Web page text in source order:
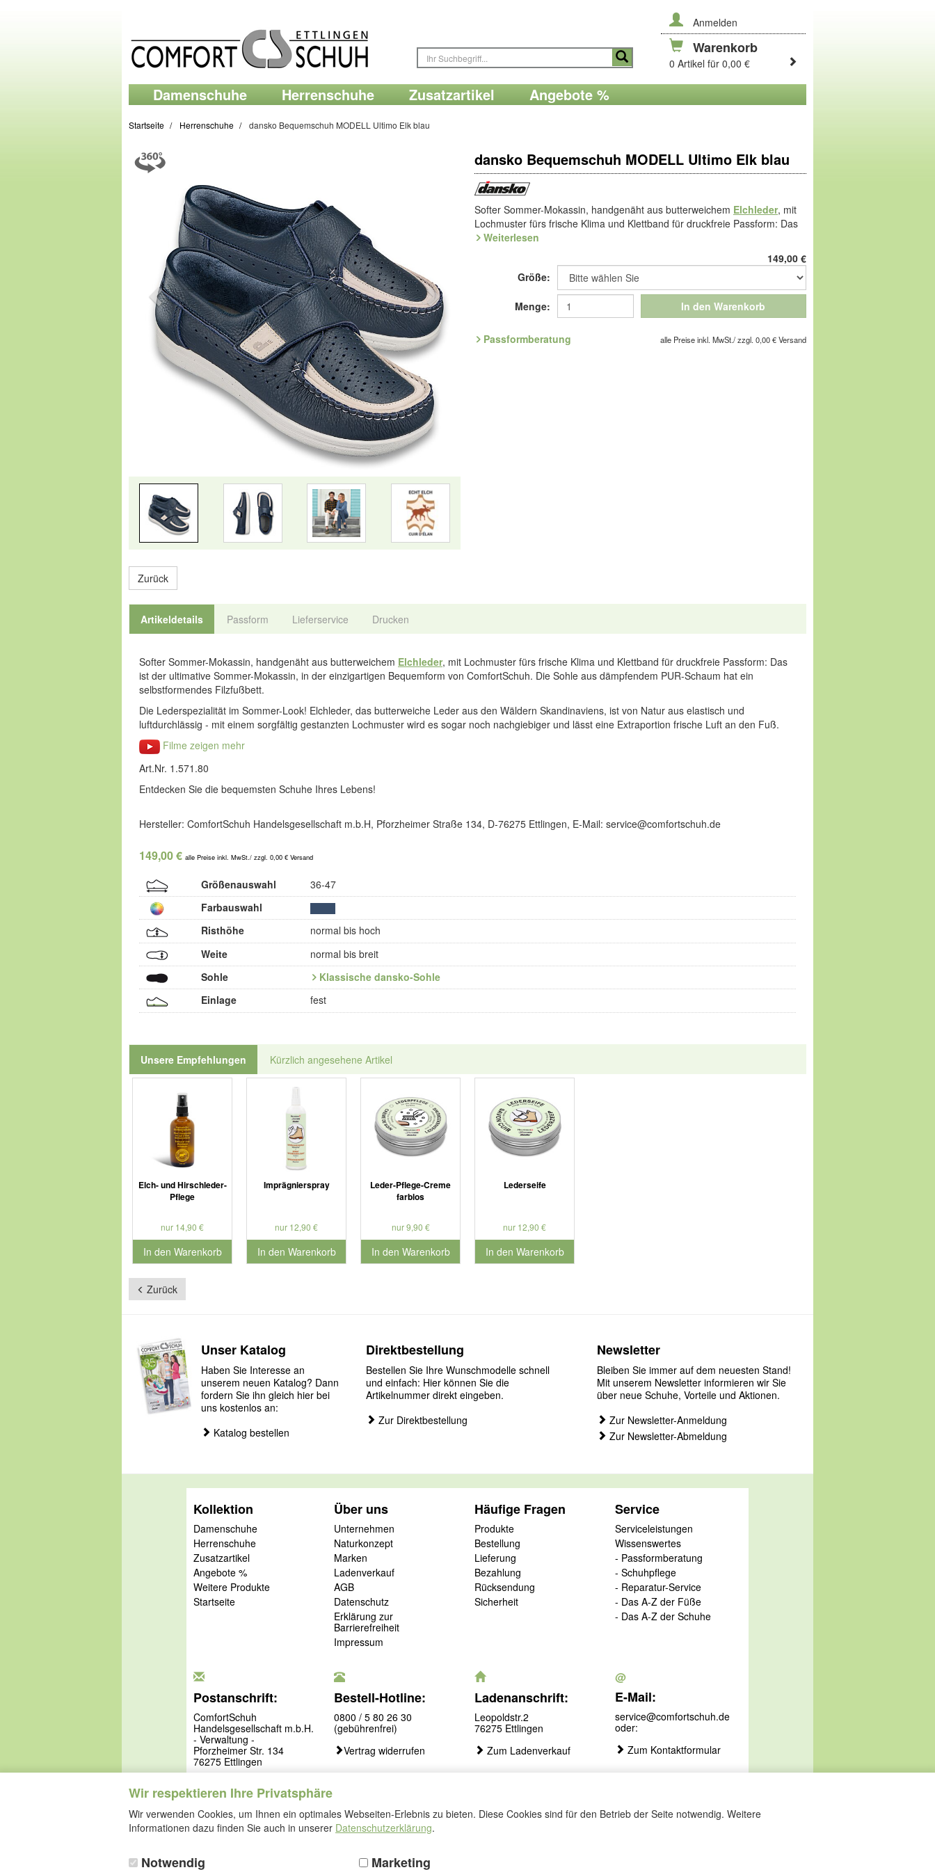
Anmelden
Warenkorb
0 Artikel für 0,00 €
Damenschuhe Herrenschuhe Zusatzartikel Angebote %
Startseite Herrenschuhe dansko Bequemschuh MODELL Ultimo Elk blau
dansko Bequemschuh MODELL Ultimo Elk blau
Softer Sommer-Mokassin, handgenäht aus butterweichem Elchleder, mit
Lochmuster fürs frische Klima und Klettband für druckfreie Passform: Das
ist der ultimative Sommer-Mokassin, in der einzigartigen Bequemform von
selbstformendes Filzfußbett.
Die Lederspezialität im Sommer-Look! Elchleder, das butterweiche Leder
aus den Wäldern Skandinaviens, ist von Natur aus elastisch und
luftdurchlässig - mit einem sorgfältig gestanzten Lochmuster wird es sogar
Filme zeigen mehr
Weiterlesen
149,00 €
Größe:
Menge: In den Warenkorb
Passformberatung alle Preise inkl. MwSt./ zzgl. 0,00 € Versand
Zurück
Artikeldetails Passform Lieferservice Drucken
Softer Sommer-Mokassin, handgenäht aus butterweichem Elchleder, mit Lochmuster fürs frische Klima und Klettband für druckfreie Passform: Das
ist der ultimative Sommer-Mokassin, in der einzigartigen Bequemform von ComfortSchuh. Die Sohle aus dämpfendem PUR-Schaum hat ein
selbstformendes Filzfußbett.
Die Lederspezialität im Sommer-Look! Elchleder, das butterweiche Leder aus den Wäldern Skandinaviens, ist von Natur aus elastisch und
luftdurchlässig - mit einem sorgfältig gestanzten Lochmuster wird es sogar noch nachgiebiger und lässt eine Extraportion frische Luft an den Fuß.
Filme zeigen mehr
Art.Nr. 1.571.80
Entdecken Sie die bequemsten Schuhe Ihres Lebens!
Hersteller: ComfortSchuh Handelsgesellschaft m.b.H, Pforzheimer Straße 134, D-76275 Ettlingen, E-Mail: service@comfortschuh.de
149,00 € alle Preise inkl. MwSt./ zzgl. 0,00 € Versand
Größenauswahl
36-47
Farbauswahl
Risthöhe
normal bis hoch
Weite
normal bis breit
Sohle
Klassische dansko-Sohle
Einlage
fest
Unsere Empfehlungen Kürzlich angesehene Artikel
Elch- und Hirschleder-
Pflege
nur 14,90 €
In den Warenkorb
für Produktnummer 901181
Imprägnierspray
nur 12,90 €
In den Warenkorb
für Produktnummer 901126
Leder-Pflege-Creme
farblos
nur 9,90 €
In den Warenkorb
für Produktnummer 901186
Lederseife
nur 12,90 €
In den Warenkorb
für Produktnummer 901127
Zurück
Wir respektieren Ihre Privatsphäre
Wir verwenden Cookies, um Ihnen ein optimales Webseiten-Erlebnis zu bieten. Diese Cookies sind für den Betrieb der Seite notwendig. Weitere
Informationen dazu finden Sie auch in unserer Datenschutzerklärung.
Notwendig Marketing
Unser Katalog
Haben Sie Interesse an
unserem neuen Katalog? Dann
fordern Sie ihn gleich hier bei
uns kostenlos an:
Katalog bestellen
Direktbestellung
Bestellen Sie Ihre Wunschmodelle schnell
und einfach: Hier können Sie die
Artikelnummer direkt eingeben.
Zur Direktbestellung
Newsletter
Bleiben Sie immer auf dem neuesten Stand!
Mit unserem Newsletter informieren wir Sie
über neue Schuhe, Vorteile und Aktionen.
Zur Newsletter-Anmeldung
Zur Newsletter-Abmeldung
Kollektion
Damenschuhe
Herrenschuhe
Zusatzartikel
Angebote %
Weitere Produkte
Startseite
Über uns
Unternehmen
Naturkonzept
Marken
Ladenverkauf
AGB
Datenschutz
Erklärung zur
Barrierefreiheit
Impressum
Häufige Fragen
Produkte
Bestellung
Lieferung
Bezahlung
Rücksendung
Sicherheit
Service
Serviceleistungen
Wissenswertes
- Passformberatung
- Schuhpflege
- Reparatur-Service
- Das A-Z der Füße
- Das A-Z der Schuhe
Postanschrift:
ComfortSchuh
Handelsgesellschaft m.b.H.
- Verwaltung -
Pforzheimer Str. 134
76275 Ettlingen
Bestell-Hotline:
0800 / 5 80 26 30
(gebührenfrei)
Vertrag widerrufen
Ladenanschrift:
Leopoldstr.2
76275 Ettlingen
Zum Ladenverkauf
@
E-Mail:
service@comfortschuh.de
oder:
Zum Kontaktformular